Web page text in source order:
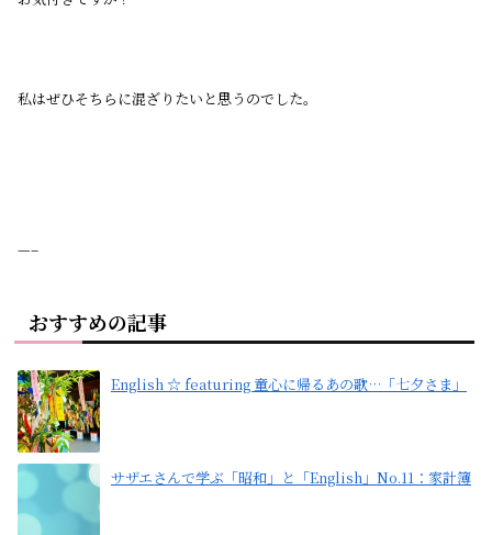
私はぜひそちらに混ざりたいと思うのでした。
—–
おすすめの記事
English ☆ featuring 童心に帰るあの歌…「七夕さま」
サザエさんで学ぶ「昭和」と「English」No.11：家計簿